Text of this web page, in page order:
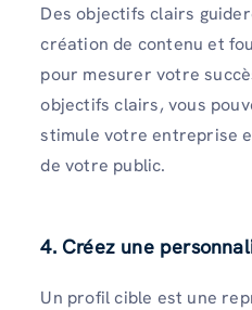
Des objectifs clairs
création de contenu et
pour mesurer votre
objectifs clairs, vous
stimule votre entreprise
de votre public.
4. Créez une
Un profil cible est une